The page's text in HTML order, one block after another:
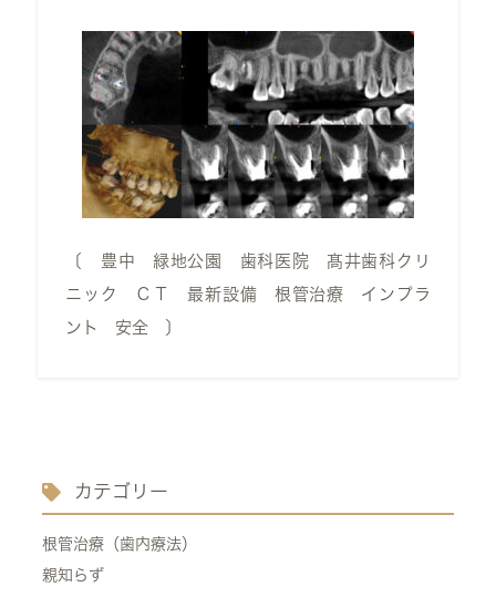
〔 豊中 緑地公園 歯科医院 髙井歯科クリ
ニック ＣＴ 最新設備 根管治療 インプラ
ント 安全 〕
カテゴリー
根管治療（歯内療法）
親知らず